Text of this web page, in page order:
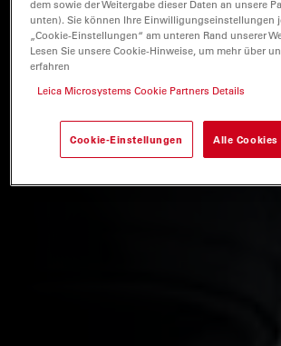
dem sowie der Weitergabe dieser Daten an unsere
unten). Sie können Ihre Einwilligungseinstellungen
„Cookie-Einstellungen“ am unteren Rand unserer
Lesen Sie unsere Cookie-Hinweise, um mehr über
erfahren
Leica Microsystems Cookie Partners Details
Cookie-Einstellungen Alle Cookies